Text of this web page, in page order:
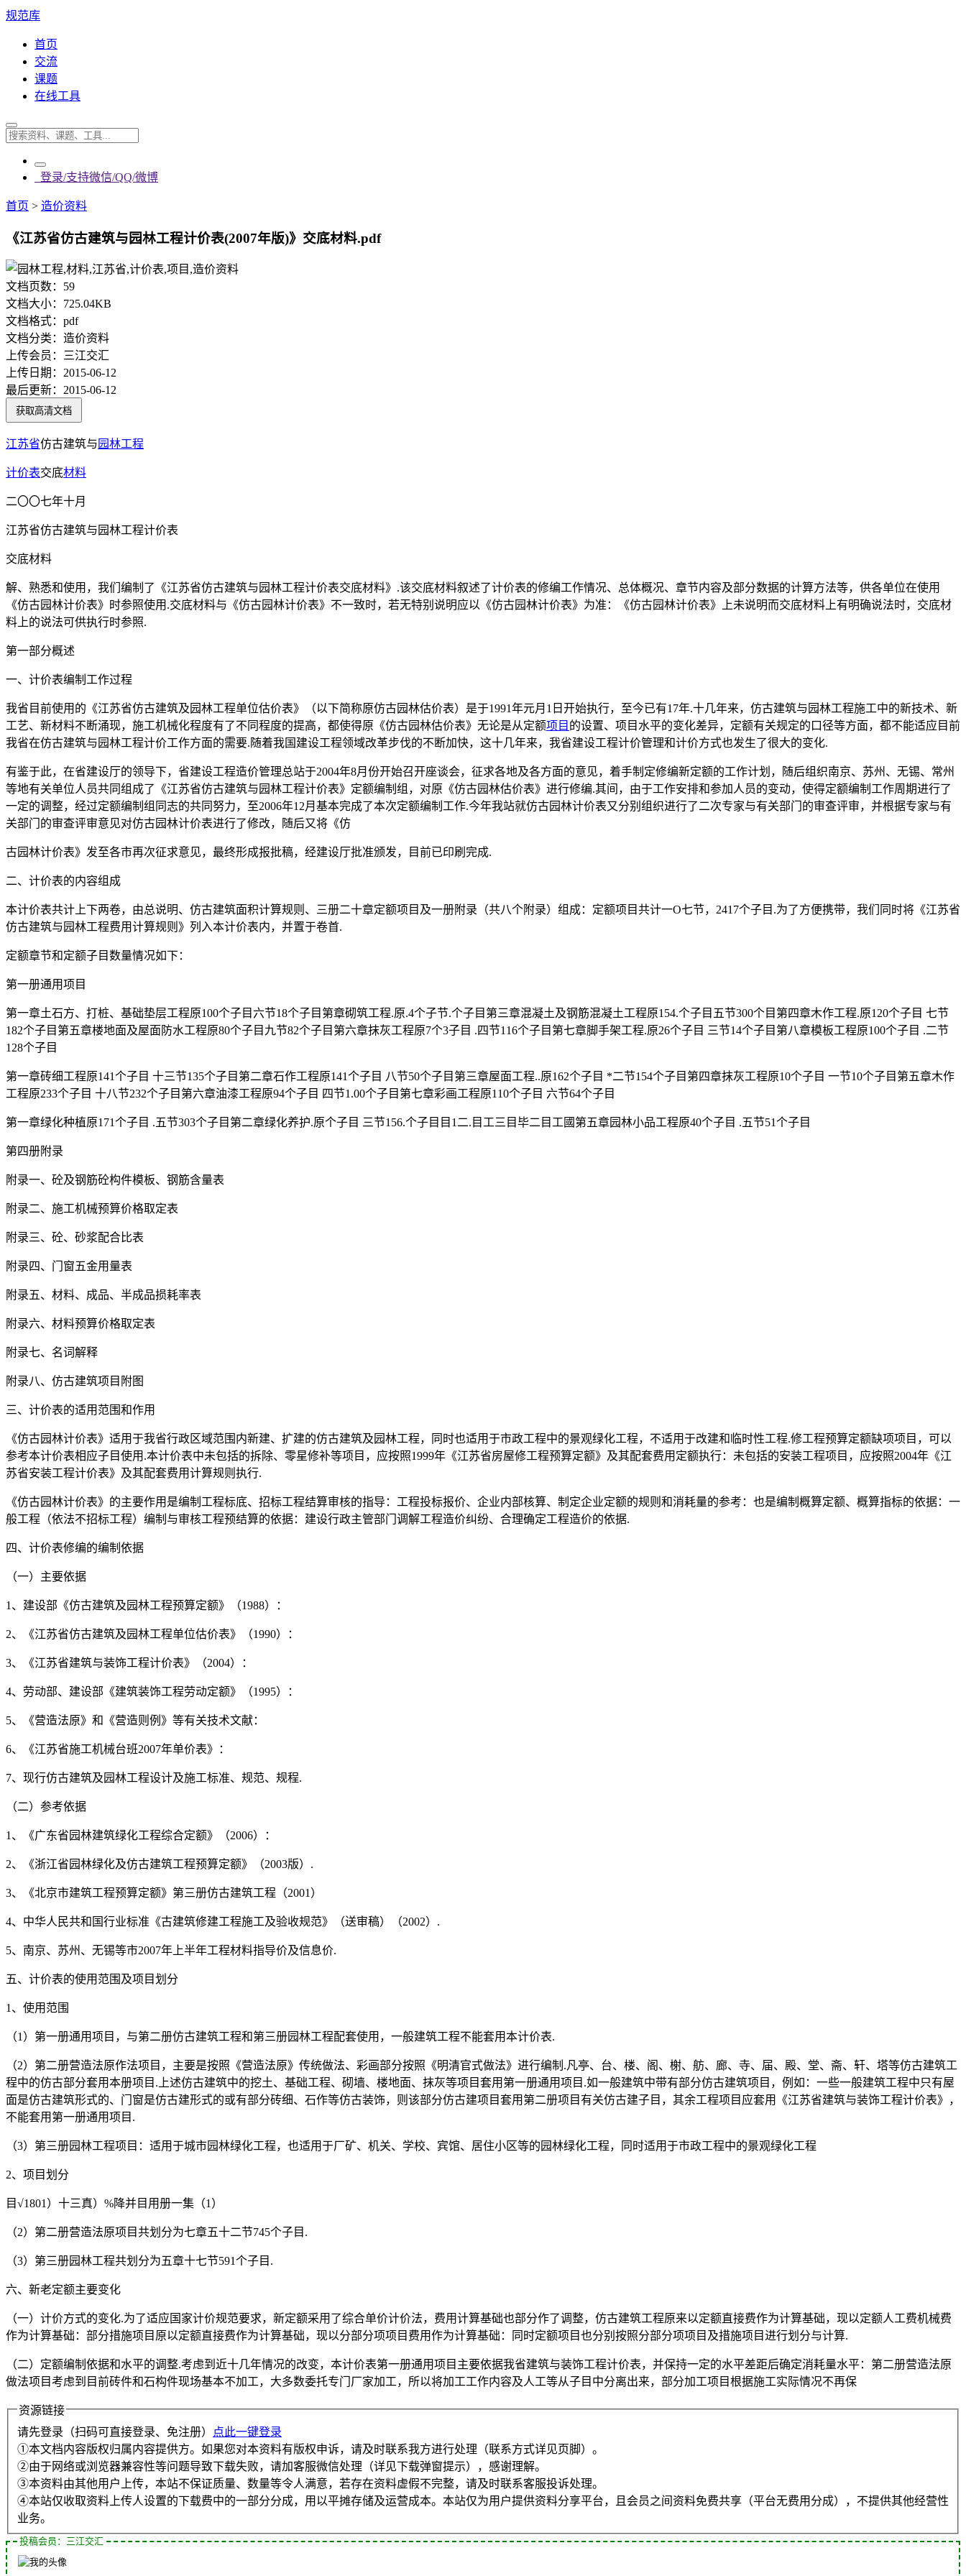
规范库
首页
交流
课题
在线工具
登录/支持微信/QQ/微博
首页 > 造价资料
《江苏省仿古建筑与园林工程计价表(2007年版)》交底材料.pdf
文档页数： 59
文档大小： 725.04KB
文档格式： pdf
文档分类： 造价资料
上传会员： 三江交汇
上传日期： 2015-06-12
最后更新： 2015-06-12
获取高清文档
江苏省仿古建筑与 园林工程
计价表交底材料
二〇〇七年十月
江苏省仿古建筑与园林工程计价表
交底材料
解、熟悉和使用，我们编制了《江苏省仿古建筑与园林工程计价表交底材料》.该交底材料叙述了计价表的修编工作情况、总体概况、章节内容及部分数据的计算方法等，供各单位在使用
《仿古园林计价表》时参照使用.交底材料与《仿古园林计价表》不一致时，若无特别说明应以《仿古园林计价表》为准：《仿古园林计价表》上未说明而交底材料上有明确说法时，交底材
料上的说法可供执行时参照.
第一部分概述
一、计价表编制工作过程
我省目前使用的《江苏省仿古建筑及园林工程单位估价表》（以下简称原仿古园林估价表）是于1991年元月1日开始执行，至今已有17年.十几年来，仿古建筑与园林工程施工中的新技术、新
工艺、新材料不断涌现，施工机械化程度有了不同程度的提高，都使得原《仿古园林估价表》无论是从定额项目 的设置、项目水平的变化差异，定额有关规定的口径等方面，都不能适应目前
我省在仿古建筑与园林工程计价工作方面的需要.随着我国建设工程领域改革步伐的不断加快，这十几年来，我省建设工程计价管理和计价方式也发生了很大的变化.
有鉴于此，在省建设厅的领导下，省建设工程造价管理总站于2004年8月份开始召开座谈会，征求各地及各方面的意见，着手制定修编新定额的工作计划，随后组织南京、苏州、无锡、常州
等地有关单位人员共同组成了《江苏省仿古建筑与园林工程计价表》定额编制组，对原《仿古园林估价表》进行修编.其间，由于工作安排和参加人员的变动，使得定额编制工作周期进行了
一定的调整，经过定额编制组同志的共同努力，至2006年12月基本完成了本次定额编制工作.今年我站就仿古园林计价表又分别组织进行了二次专家与有关部门的审查评审，并根据专家与有
关部门的审查评审意见对仿古园林计价表进行了修改，随后又将《仿
古园林计价表》发至各市再次征求意见，最终形成报批稿，经建设厅批准颁发，目前已印刷完成.
二、计价表的内容组成
本计价表共计上下两卷，由总说明、仿古建筑面积计算规则、三册二十章定额项目及一册附录（共八个附录）组成：定额项目共计一O七节，2417个子目.为了方便携带，我们同时将《江苏省
仿古建筑与园林工程费用计算规则》列入本计价表内，并置于卷首.
定额章节和定额子目数量情况如下：
第一册通用项目
第一章土石方、打桩、基础垫层工程原100个子目六节18个子目第章砌筑工程.原.4个子节.个子目第三章混凝土及钢筋混凝土工程原154.个子目五节300个目第四章木作工程.原120个子目 七节
182个子目第五章楼地面及屋面防水工程原80个子目九节82个子目第六章抹灰工程原7个3子目 .四节116个子目第七章脚手架工程.原26个子目 三节14个子目第八章模板工程原100个子目 .二节
128个子目
第一章砖细工程原141个子目 十三节135个子目第二章石作工程原141个子目 八节50个子目第三章屋面工程..原162个子目 *二节154个子目第四章抹灰工程原10个子目 一节10个子目第五章木作
工程原233个子目 十八节232个子目第六章油漆工程原94个子目 四节1.00个子目第七章彩画工程原110个子目 六节64个子目
第一章绿化种植原171个子目 .五节303个子目第二章绿化养护.原个子目 三节156.个子目目1二.目工三目毕二目工國第五章园林小品工程原40个子目 .五节51个子目
第四册附录
附录一、砼及钢筋砼构件模板、钢筋含量表
附录二、施工机械预算价格取定表
附录三、砼、砂浆配合比表
附录四、门窗五金用量表
附录五、材料、成品、半成品损耗率表
附录六、材料预算价格取定表
附录七、名词解释
附录八、仿古建筑项目附图
三、计价表的适用范围和作用
《仿古园林计价表》适用于我省行政区域范围内新建、扩建的仿古建筑及园林工程，同时也适用于市政工程中的景观绿化工程，不适用于改建和临时性工程.修工程预算定额缺项项目，可以
参考本计价表相应子目使用.本计价表中未包括的拆除、零星修补等项目，应按照1999年《江苏省房屋修工程预算定额》及其配套费用定额执行：未包括的安装工程项目，应按照2004年《江
苏省安装工程计价表》及其配套费用计算规则执行.
《仿古园林计价表》的主要作用是编制工程标底、招标工程结算审核的指导：工程投标报价、企业内部核算、制定企业定额的规则和消耗量的参考：也是编制概算定额、概算指标的依据：一
般工程（依法不招标工程）编制与审核工程预结算的依据：建设行政主管部门调解工程造价纠纷、合理确定工程造价的依据.
四、计价表修编的编制依据
（一）主要依据
1、建设部《仿古建筑及园林工程预算定额》（1988）：
2、《江苏省仿古建筑及园林工程单位估价表》（1990）：
3、《江苏省建筑与装饰工程计价表》（2004）：
4、劳动部、建设部《建筑装饰工程劳动定额》（1995）：
5、《营造法原》和《营造则例》等有关技术文献：
6、《江苏省施工机械台班2007年单价表》：
7、现行仿古建筑及园林工程设计及施工标准、规范、规程.
（二）参考依据
1、《广东省园林建筑绿化工程综合定额》（2006）：
2、《浙江省园林绿化及仿古建筑工程预算定额》（2003版）.
3、《北京市建筑工程预算定额》第三册仿古建筑工程（2001）
4、中华人民共和国行业标准《古建筑修建工程施工及验收规范》（送审稿）（2002）.
5、南京、苏州、无锡等市2007年上半年工程材料指导价及信息价.
五、计价表的使用范围及项目划分
1、使用范围
（1）第一册通用项目，与第二册仿古建筑工程和第三册园林工程配套使用，一般建筑工程不能套用本计价表.
（2）第二册营造法原作法项目，主要是按照《营造法原》传统做法、彩画部分按照《明清官式做法》进行编制.凡亭、台、楼、阁、榭、舫、廊、寺、届、殿、堂、斋、轩、塔等仿古建筑工
程中的仿古部分套用本册项目.上述仿古建筑中的挖土、基础工程、砌墙、楼地面、抹灰等项目套用第一册通用项目.如一般建筑中带有部分仿古建筑项目，例如：一些一般建筑工程中只有屋
面是仿古建筑形式的、门窗是仿古建形式的或有部分砖细、石作等仿古装饰，则该部分仿古建项目套用第二册项目有关仿古建子目，其余工程项目应套用《江苏省建筑与装饰工程计价表》，
不能套用第一册通用项目.
（3）第三册园林工程项目：适用于城市园林绿化工程，也适用于厂矿、机关、学校、宾馆、居住小区等的园林绿化工程，同时适用于市政工程中的景观绿化工程
2、项目划分
目√1801）十三真）%降并目用册一集（1）
（2）第二册营造法原项目共划分为七章五十二节745个子目.
（3）第三册园林工程共划分为五章十七节591个子目.
六、新老定额主要变化
（一）计价方式的变化.为了适应国家计价规范要求，新定额采用了综合单价计价法，费用计算基础也部分作了调整，仿古建筑工程原来以定额直接费作为计算基础，现以定额人工费机械费
作为计算基础：部分措施项目原以定额直接费作为计算基础，现以分部分项项目费用作为计算基础：同时定额项目也分别按照分部分项项目及措施项目进行划分与计算.
（二）定额编制依据和水平的调整.考虑到近十几年情况的改变，本计价表第一册通用项目主要依据我省建筑与装饰工程计价表，并保持一定的水平差距后确定消耗量水平：第二册营造法原
做法项目考虑到目前砖件和石构件现场基本不加工，大多数委托专门厂家加工，所以将加工工作内容及人工等从子目中分离出来，部分加工项目根据施工实际情况不再保
资源链接
请先登录（扫码可直接登录、免注册）
点此一键登录
①本文档内容版权归属内容提供方。如果您对本资料有版权申诉，请及时联系我方进行处理（联系方式详见页脚）。
②由于网络或浏览器兼容性等问题导致下载失败，请加客服微信处理（详见下载弹窗提示），感谢理解。
③本资料由其他用户上传，本站不保证质量、数量等令人满意，若存在资料虚假不完整，请及时联系客服投诉处理。
④本站仅收取资料上传人设置的下载费中的一部分分成，用以平摊存储及运营成本。本站仅为用户提供资料分享平台，且会员之间资料免费共享（平台无费用分成），不提供其他经营性
业务。
投稿会员：三江交汇